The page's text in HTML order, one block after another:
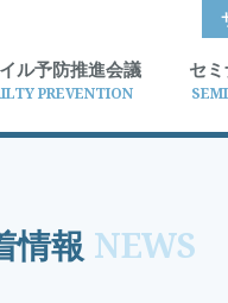
ル予防推進会議
PREVENTION
セ
情報 NEWS